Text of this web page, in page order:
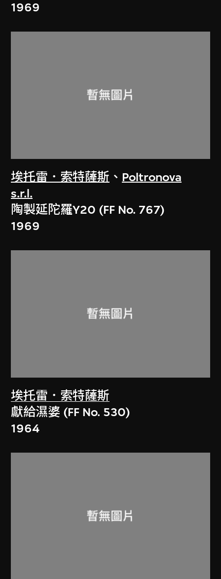
1969
埃托雷．索特薩斯 、 Poltronova
s.r.l.
陶製延陀羅Y20 (FF No. 767)
1969
埃托雷．索特薩斯
獻給濕婆 (FF No. 530)
1964